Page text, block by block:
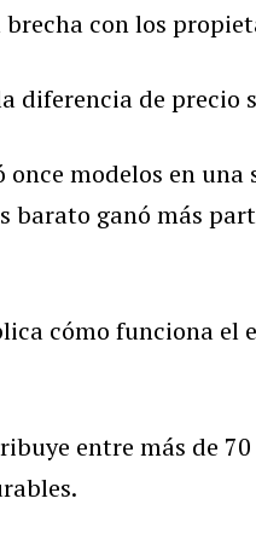
con los
diferencia de precio
modelos en
barato ganó más
cómo funciona el
entre más de